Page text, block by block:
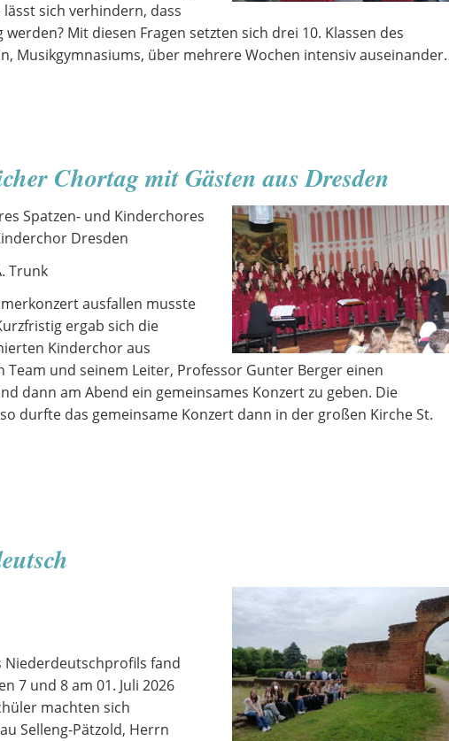
sich verhindern, dass
Mit diesen Fragen setzten sich drei 10. Klassen des
Musikgymnasiums, über mehrere Wochen intensiv auseinander.
Chortag mit Gästen aus Dresden
Spatzen- und Kinderchores
Dresden
Trunk
ausfallen musste
ergab sich die
Kinderchor aus
Team und seinem Leiter, Professor Gunter Berger einen
dann am Abend ein gemeinsames Konzert zu geben. Die
durfte das gemeinsame Konzert dann in der großen Kirche St.
fand
7 und 8 am 01. Juli 2026
machten sich
Selleng-Pätzold, Herrn